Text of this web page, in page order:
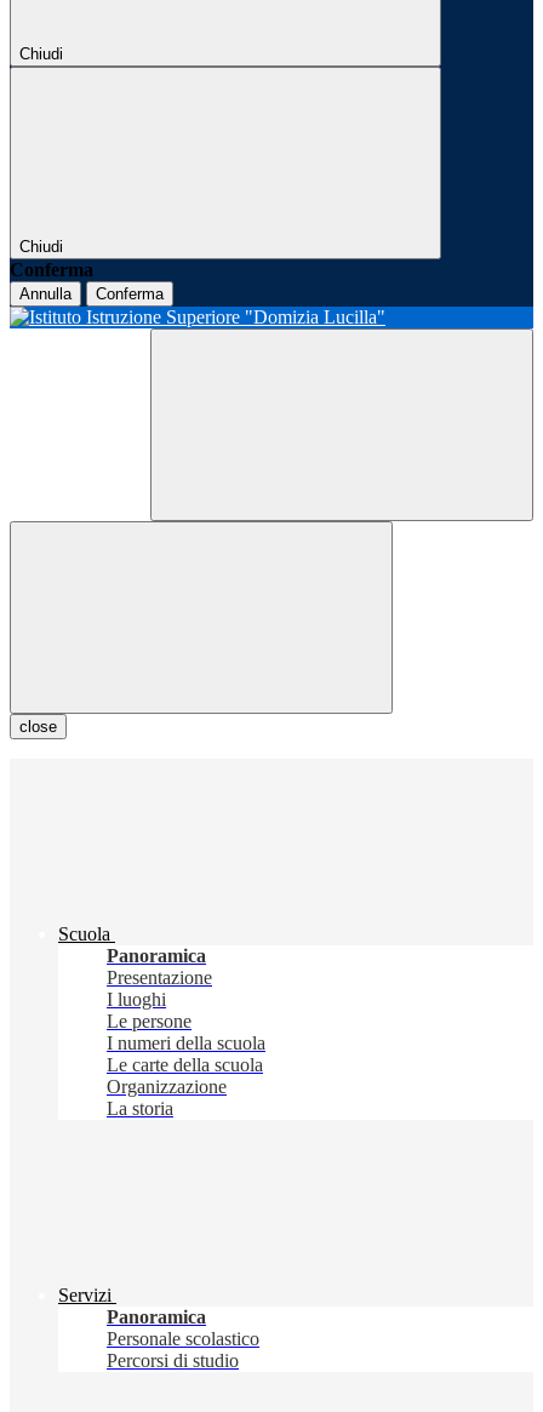
Chiudi
Chiudi
Conferma
Annulla Conferma
close
Scuola
Panoramica
Presentazione
I luoghi
Le persone
I numeri della scuola
Le carte della scuola
Organizzazione
La storia
Servizi
Panoramica
Personale scolastico
Percorsi di studio